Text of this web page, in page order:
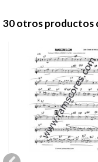
30 otros productos